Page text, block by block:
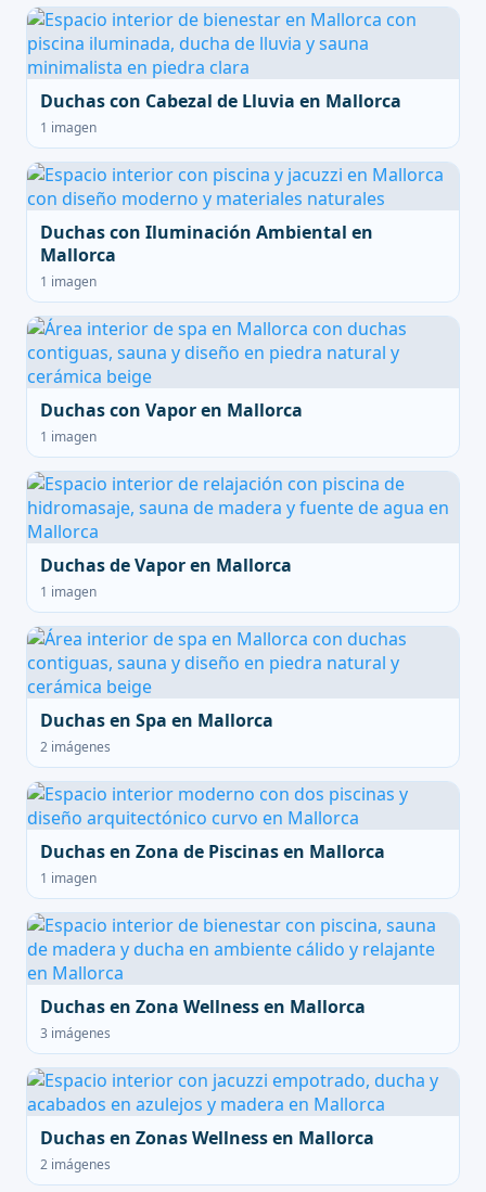
Duchas con Cabezal de Lluvia en Mallorca
1 imagen
Duchas con Iluminación Ambiental en
Mallorca
1 imagen
Duchas con Vapor en Mallorca
1 imagen
Duchas de Vapor en Mallorca
1 imagen
Duchas en Spa en Mallorca
2 imágenes
Duchas en Zona de Piscinas en Mallorca
1 imagen
Duchas en Zona Wellness en Mallorca
3 imágenes
Duchas en Zonas Wellness en Mallorca
2 imágenes